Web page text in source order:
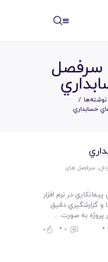
ها
محصولات
, سرفصل های
در نرم افزار
و گزارشگيري دقيق
پروژه به صورت…
0
0